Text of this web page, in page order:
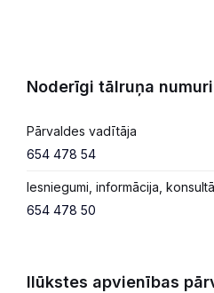
Noderīgi tālruņa numuri
Pārvaldes vadītāja
654 478 54
Iesniegumi, informācija,
654 478 50
Ilūkstes apvienības